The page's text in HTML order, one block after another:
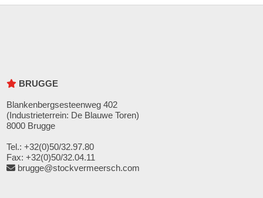
BRUGGE
Blankenbergsesteenweg 402
(Industrieterrein: De Blauwe Toren)
8000 Brugge
Tel.: +32(0)50/32.97.80
Fax: +32(0)50/32.04.11
brugge@stockvermeersch.com